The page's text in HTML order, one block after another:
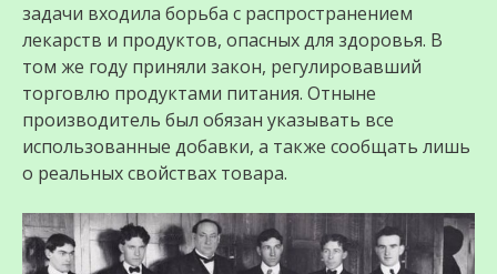
задачи входила борьба с распространением
лекарств и продуктов, опасных для здоровья. В
том же году приняли закон, регулировавший
торговлю продуктами питания. Отныне
производитель был обязан указывать все
использованные добавки, а также сообщать лишь
о реальных свойствах товара.